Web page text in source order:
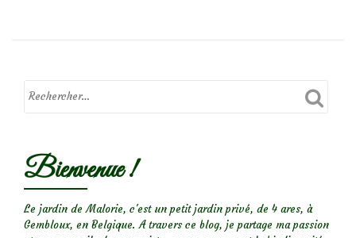
jolies
Bienvenue !
Le jardin de Malorie, c'est un petit jardin privé, de 4 ares, à
Gembloux, en Belgique. A travers ce blog, je partage ma passion